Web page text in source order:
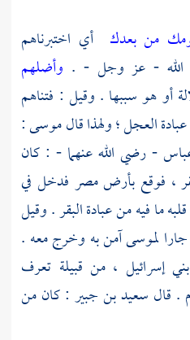
من بعدك أي اختبرناهم
الله - عز وجل - . وأضلهم
أو هو سببها . وقيل : فتناهم
العجل ؛ ولهذا قالموسى:
- رضي الله عنهما - : كان
، فوقع بأرضمصر فدخل في
ما فيه من عبادة البقر . وقيل
لموسىآمن به وخرج معه .
بني إسرائيل ،من قبيلة تعرف
. قال سعيد بن جبير : كان من